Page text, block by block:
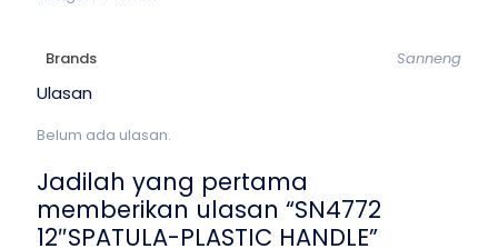
Brands Sanneng
Ulasan
Belum ada ulasan.
Jadilah yang pertama
memberikan ulasan “SN4772
12″SPATULA-PLASTIC HANDLE”